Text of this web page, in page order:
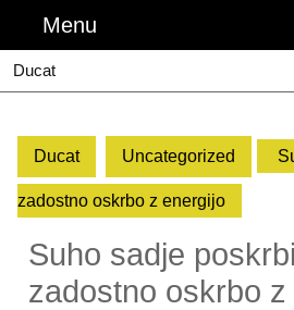
content
Menu
Ducat
Ducat Uncategorized
zadostno oskrbo z energijo
Suho sadje
zadostno oskrbo z